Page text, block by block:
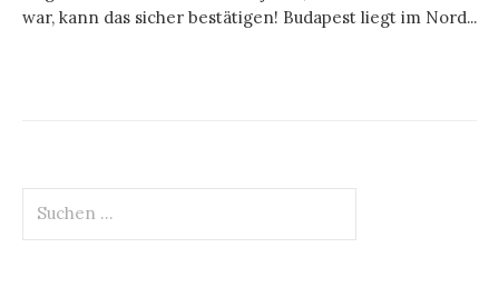
war, kann das sicher bestätigen! Budapest liegt im Nord...
nach: